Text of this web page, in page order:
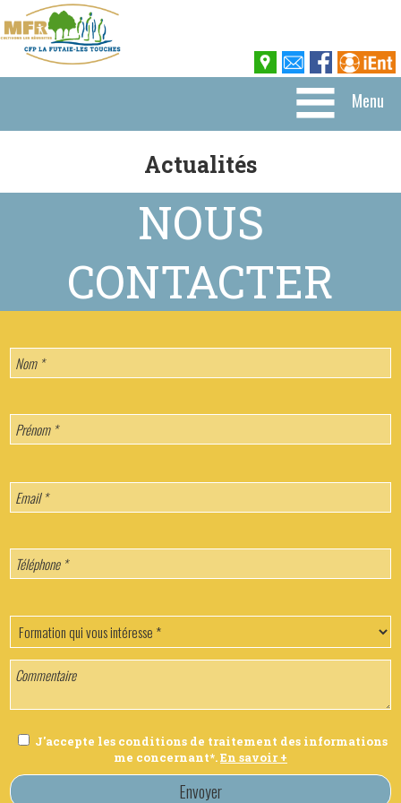
Menu
Actualités
J'accepte les conditions de traitement des informations
me concernant*.En savoir +
Envoyer